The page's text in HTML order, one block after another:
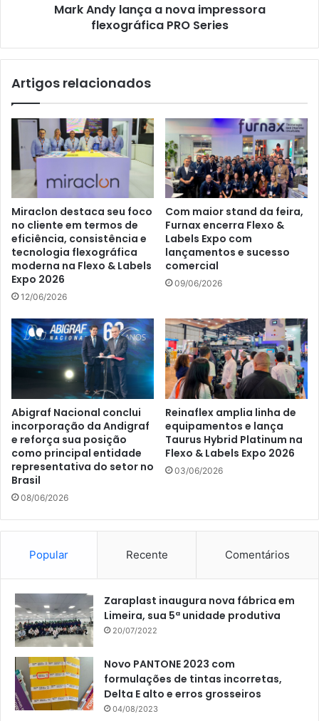
Mark Andy lança a nova impressora
flexográfica PRO Series
Artigos relacionados
Miraclon destaca seu foco
no cliente em termos de
eficiência, consistência e
tecnologia flexográfica
moderna na Flexo & Labels
Expo 2026
12/06/2026
Com maior stand da feira,
Furnax encerra Flexo &
Labels Expo com
lançamentos e sucesso
comercial
09/06/2026
Abigraf Nacional conclui
incorporação da Andigraf
e reforça sua posição
como principal entidade
representativa do setor no
Brasil
08/06/2026
Reinaflex amplia linha de
equipamentos e lança
Taurus Hybrid Platinum na
Flexo & Labels Expo 2026
03/06/2026
Popular Recente Comentários
Zaraplast inaugura nova fábrica em
Limeira, sua 5ª unidade produtiva
20/07/2022
Novo PANTONE 2023 com
formulações de tintas incorretas,
Delta E alto e erros grosseiros
04/08/2023